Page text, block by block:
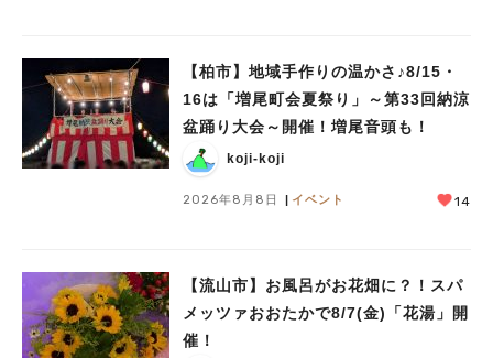
【柏市】地域手作りの温かさ♪8/15・
16は「増尾町会夏祭り」～第33回納涼
盆踊り大会～開催！増尾音頭も！
koji-koji
2026年8月8日 イベント 14
【流山市】お風呂がお花畑に？！スパ
メッツァおおたかで8/7(金)「花湯」開
催！
人気のキーワード
#ラーメン#ショッピング #カフェ #スイーツ#パン#カレー
#柏駅
#イベント#公園#教えたい／教えて投稿記事